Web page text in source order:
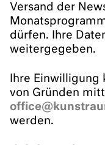
Versand der
dürfen. Ihre
weitergegeben.
Ihre
von Gründen
werden.